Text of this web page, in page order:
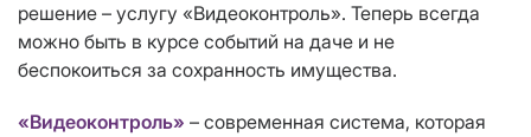
решение – услугу «Видеоконтроль». Теперь всегда
можно быть в курсе событий на даче и не
беспокоиться за сохранность имущества.
«Видеоконтроль» – современная система, которая